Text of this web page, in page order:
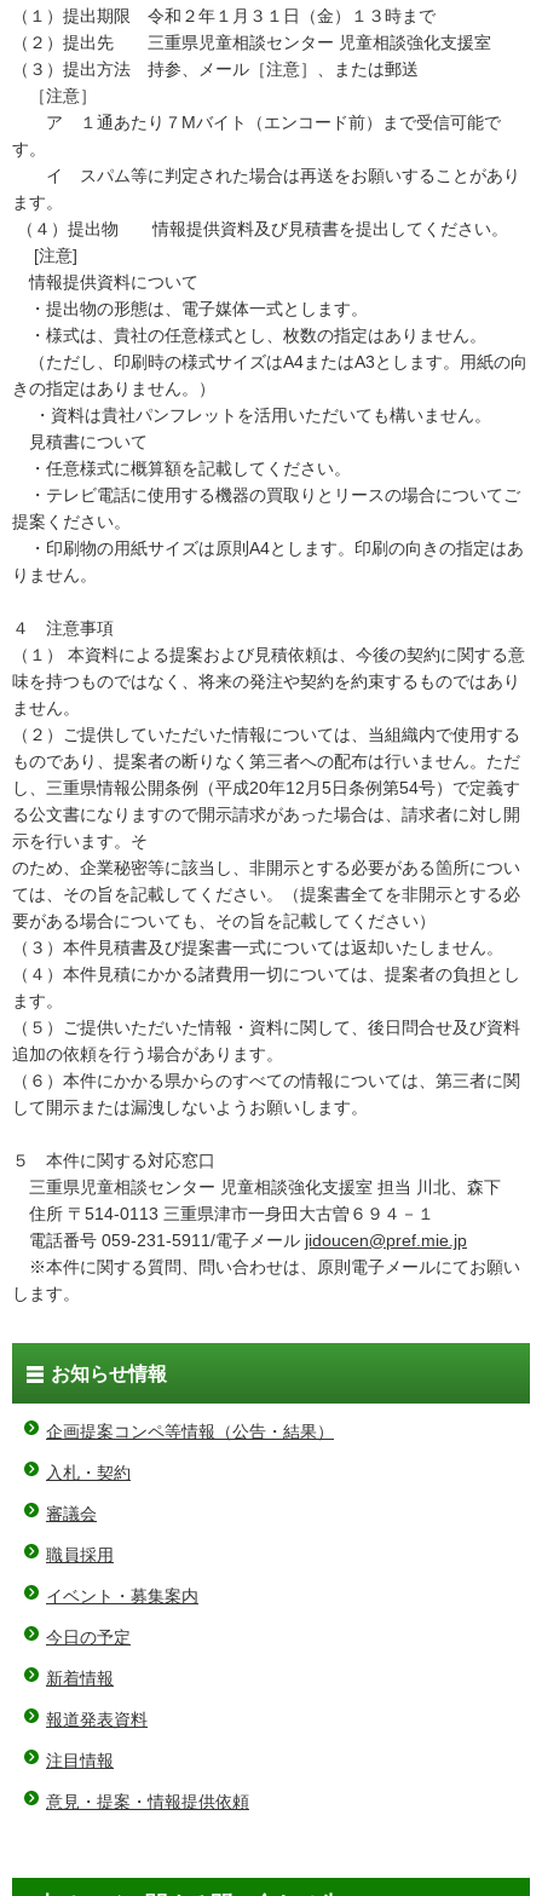
（１）提出期限 令和２年１月３１日（金）１３時まで
（２）提出先 三重県児童相談センター 児童相談強化支援室
（３）提出方法 持参、メール［注意］、または郵送
［注意］
ア １通あたり７Mバイト（エンコード前）まで受信可能で
す。
イ スパム等に判定された場合は再送をお願いすることがあり
ます。
（４）提出物 情報提供資料及び見積書を提出してください。
[注意]
情報提供資料について
・提出物の形態は、電子媒体一式とします。
・様式は、貴社の任意様式とし、枚数の指定はありません。
（ただし、印刷時の様式サイズはA4またはA3とします。用紙の向
きの指定はありません。）
・資料は貴社パンフレットを活用いただいても構いません。
見積書について
・任意様式に概算額を記載してください。
・テレビ電話に使用する機器の買取りとリースの場合についてご
提案ください。
・印刷物の用紙サイズは原則A4とします。印刷の向きの指定はあ
りません。
４ 注意事項
（１） 本資料による提案および見積依頼は、今後の契約に関する意
味を持つものではなく、将来の発注や契約を約束するものではあり
ません。
（２）ご提供していただいた情報については、当組織内で使用する
ものであり、提案者の断りなく第三者への配布は行いません。ただ
し、三重県情報公開条例（平成20年12月5日条例第54号）で定義す
る公文書になりますので開示請求があった場合は、請求者に対し開
示を行います。そ
のため、企業秘密等に該当し、非開示とする必要がある箇所につい
ては、その旨を記載してください。（提案書全てを非開示とする必
要がある場合についても、その旨を記載してください）
（３）本件見積書及び提案書一式については返却いたしません。
（４）本件見積にかかる諸費用一切については、提案者の負担とし
ます。
（５）ご提供いただいた情報・資料に関して、後日問合せ及び資料
追加の依頼を行う場合があります。
（６）本件にかかる県からのすべての情報については、第三者に関
して開示または漏洩しないようお願いします。
５ 本件に関する対応窓口
三重県児童相談センター 児童相談強化支援室 担当 川北、森下
住所 〒514-0113 三重県津市一身田大古曽６９４－１
電話番号 059-231-5911/電子メール jidoucen@pref.mie.jp
※本件に関する質問、問い合わせは、原則電子メールにてお願い
します。
お知らせ情報
企画提案コンペ等情報（公告・結果）
入札・契約
審議会
職員採用
イベント・募集案内
今日の予定
新着情報
報道発表資料
注目情報
意見・提案・情報提供依頼